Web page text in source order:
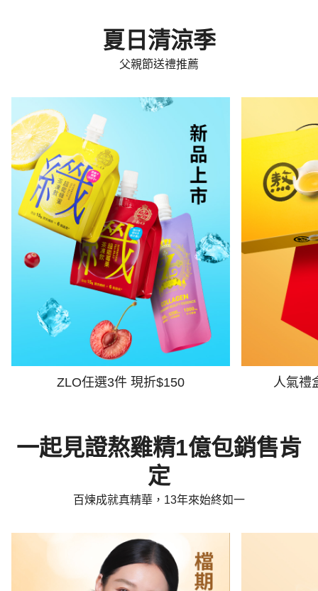
夏日清涼季
父親節送禮推薦
ZLO任選3件 現折$150 人氣禮
一起見證熬雞精1億包銷售肯
定
百煉成就真精華，13年來始終如一